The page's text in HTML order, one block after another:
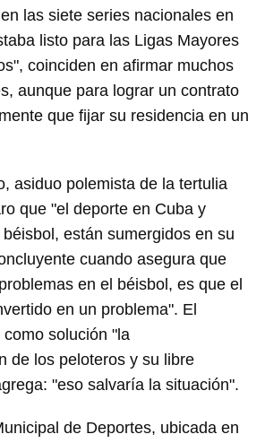
las siete series nacionales en
listo para las Ligas Mayores
coinciden en afirmar muchos
aunque para lograr un contrato
que fijar su residencia en un
asiduo polemista de la tertulia
que "el deporte en Cuba y
están sumergidos en su
cuando asegura que
en el béisbol, es que el
en un problema". El
solución "la
de los peloteros y su libre
"eso salvaría la situación".
de Deportes, ubicada en